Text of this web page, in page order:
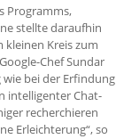
Programms,
stellte daraufhin
kleinen Kreis zum
Chef Sundar
bei der Erfindung
intelligenter Chat-
recherchieren
Erleichterung“, so